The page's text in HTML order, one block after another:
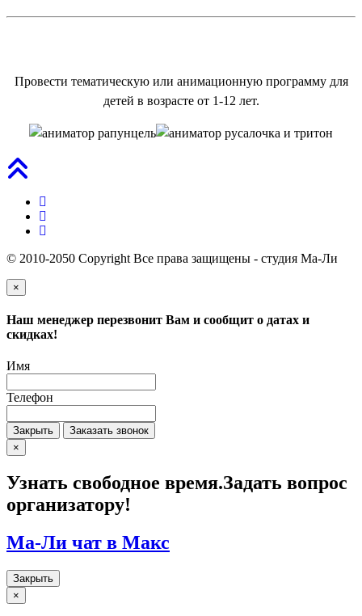
Провести тематическую или анимационную программу для
детей в возрасте от 1-12 лет.
© 2010-2050 Copyright Все права защищены - студия Ма-Ли
×
Наш менеджер перезвонит Вам и сообщит о датах и
скидках!
Имя
Телефон
Закрыть
×
Узнать свободное время.Задать вопрос
организатору!
Ма-Ли чат в Макс
Закрыть
×